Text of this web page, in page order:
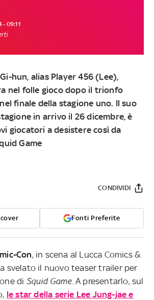
- 09:11
hun, alias Player 456 (Lee),
nel folle gioco dopo il trionfo
finale della stagione uno. Il suo
in arrivo il 26 dicembre, è
giocatori a desistere così da
Game
Fonti Preferite
CONDIVIDI
Con, in scena al Lucca Comics &
svelato il nuovo teaser trailer per
di Squid Game. A presentarlo, sul
le star della serie Lee Jung-jae e